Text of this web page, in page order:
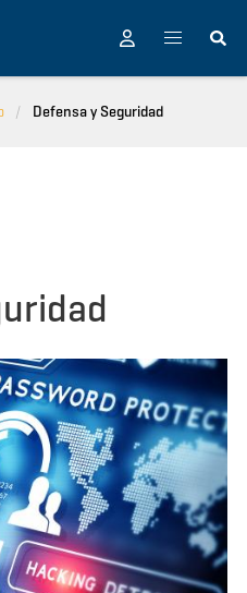
Defensa y Seguridad